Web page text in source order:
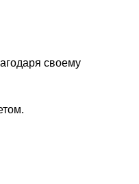
своему